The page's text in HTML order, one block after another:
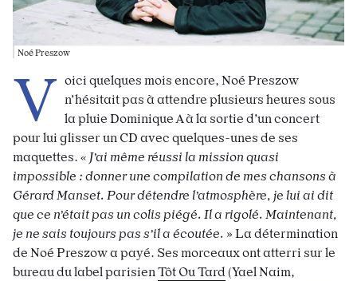
Noé Preszow
V oici quelques mois encore, Noé Preszow
n’hésitait pas à attendre plusieurs heures sous
la pluie Dominique A à la sortie d’un concert
pour lui glisser un CD avec quelques-unes de ses
maquettes. « J’ai même réussi la mission quasi
impossible : donner une compilation de mes chansons à
Gérard Manset. Pour détendre l’atmosphère, je lui ai dit
que ce n’était pas un colis piégé. Il a rigolé. Maintenant,
je ne sais toujours pas s’il a écoutée. » La détermination
de Noé Preszow a payé. Ses morceaux ont atterri sur le
bureau du label parisienTôt Ou Tard (Yael Naim,